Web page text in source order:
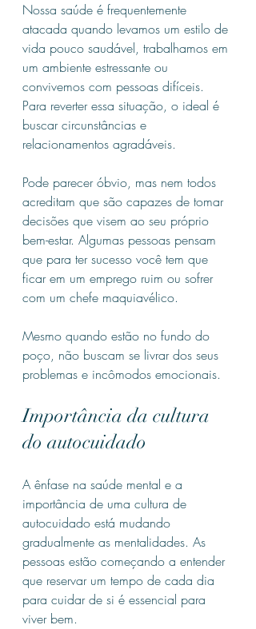
Nossa saúde é frequentemente
atacada quando levamos um estilo de
vida pouco saudável, trabalhamos em
um ambiente estressante ou
convivemos com pessoas difíceis.
Para reverter essa situação, o ideal é
buscar circunstâncias e
relacionamentos agradáveis.
Pode parecer óbvio, mas nem todos
acreditam que são capazes de tomar
decisões que visem ao seu próprio
bem-estar. Algumas pessoas pensam
que para ter sucesso você tem que
ficar em um emprego ruim ou sofrer
com um chefe maquiavélico.
Mesmo quando estão no fundo do
poço, não buscam se livrar dos seus
problemas e incômodos emocionais.
Importância da cultura
do autocuidado
A ênfase na saúde mental e a
importância de uma cultura de
autocuidado está mudando
gradualmente as mentalidades. As
pessoas estão começando a entender
que reservar um tempo de cada dia
para cuidar de si é essencial para
viver bem.